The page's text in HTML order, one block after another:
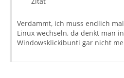
Verdammt, ich muss endlich
Linux wechseln, da denkt man
Windowsklickibunti gar nicht